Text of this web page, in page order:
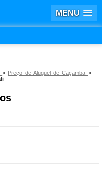
MENU
» Preço de Aluguel de Caçamba »